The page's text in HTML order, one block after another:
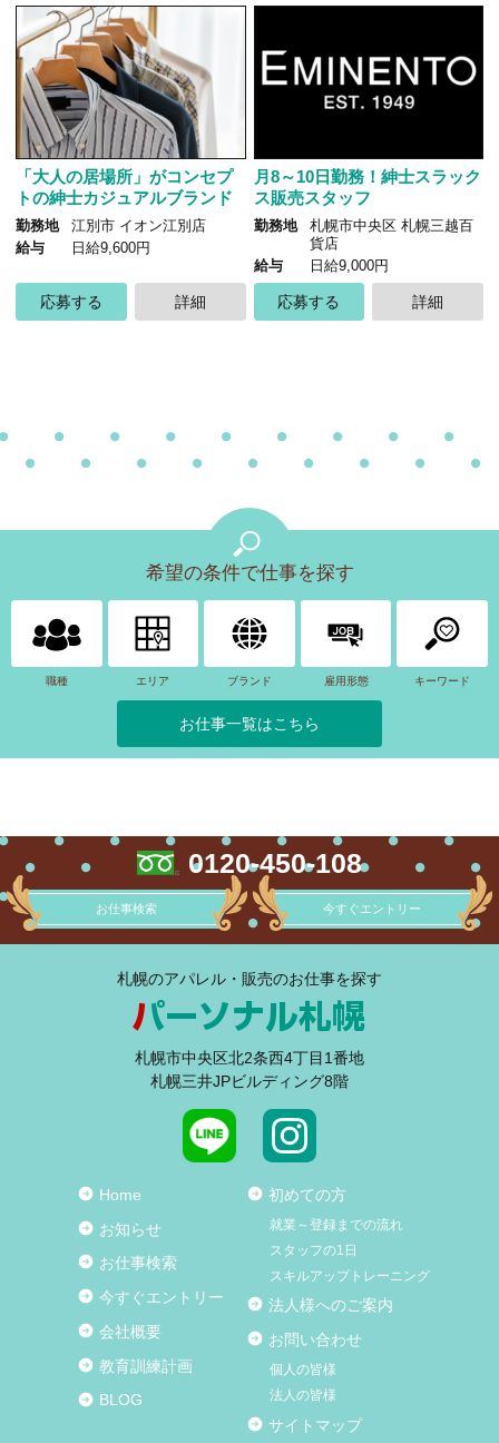
「大人の居場所」がコンセプ
トの紳士カジュアルブランド
勤務地
江別市 イオン江別店
給与
日給9,600円
応募する 詳細
月8～10日勤務！紳士スラック
ス販売スタッフ
勤務地
札幌市中央区 札幌三越百
貨店
給与
日給9,000円
応募する 詳細
希望の条件で仕事を探す
職種 エリア ブランド 雇用形態 キーワード
お仕事一覧はこちら
0120-450-108
お仕事検索 今すぐエントリー
札幌のアパレル・販売のお仕事を探す
札幌市中央区北2条西4丁目1番地
札幌三井JPビルディング8階
Home
お知らせ
お仕事検索
今すぐエントリー
会社概要
教育訓練計画
BLOG
初めての方
就業～登録までの流れ
スタッフの1日
スキルアップトレーニング
法人様へのご案内
お問い合わせ
個人の皆様
法人の皆様
サイトマップ